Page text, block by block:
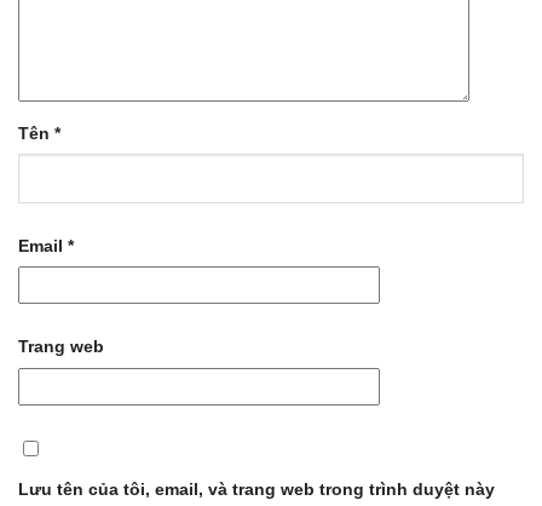
Tên *
Email *
Trang web
Lưu tên của tôi, email, và trang web trong trình duyệt này